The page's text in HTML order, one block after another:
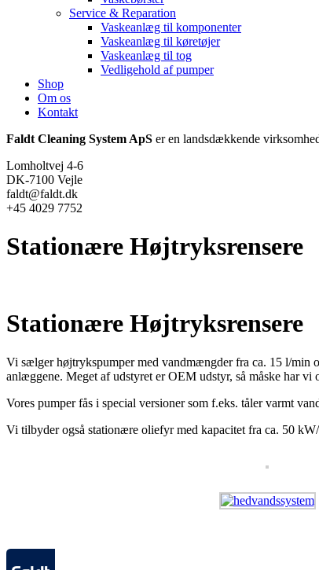
Service & Reparation
Vaskeanlæg til komponenter
Vaskeanlæg til køretøjer
Vaskeanlæg til tog
Vedligehold af pumper
Shop
Om os
Kontakt
Faldt Cleaning System ApS er en landsdækkende
Lomholtvej 4-6
DK-7100 Vejle
faldt@faldt.dk
+45 4029 7752
Stationære Højtryksrensere
Stationære Højtryksrensere
Vi sælger højtrykspumper med vandmængder fra ca. 15 l/min
anlæggene. Meget af udstyret er OEM udstyr, så måske har vi
Vores pumper fås i special versioner som f.eks. tåler varmt
Vi tilbyder også stationære oliefyr med kapacitet fra ca. 50